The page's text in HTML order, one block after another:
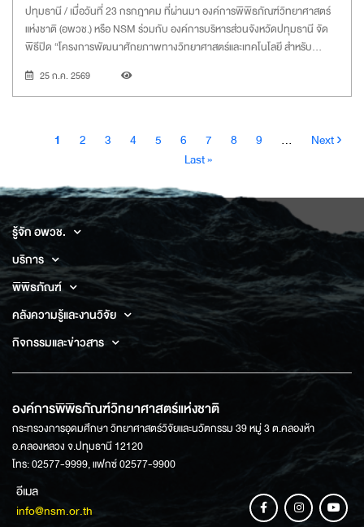
ปทุมธานี / เมื่อวันที่ 23 กรกฎาคม ที่ผ่านมา องค์การพิพิธภัณฑ์วิทยาศาสตร์
แห่งชาติ (อพวช.) หรือ NSM ร่วมกับ องค์การบริหารส่วนจังหวัดปทุมธานี จัด
พิธีปิด “โครงการพัฒนาศักยภาพทางวิทยาศาสตร์และเทคโนโลยี สำหรับ
นายกองค์การบริหารส่วนจังหวัดปทุมธานี เป็นประธานในพิธี พร้อมด้วย
ดร.กรรณิการ์ เฉิน รองผู้อำนวยการ NSM, นายสุวิทย์ เปานาเรียง ผู้อำนวยการ
พัฒนาธุรกิจ ให้การต้อนรับ ณ ห้อง Lumina ชั้น 4 ศูนย์นวัตกรรมแห่งอนาคต
25 ก.ค. 2569
Pagination
Current
1 Page
2 Page
3 Page
4 Page
5 Page
6 Page
7 Page
8 Page
9 …
Next
Next ›
Last
Last »
รู้จัก อพวช.
บริการ
พิพิธภัณฑ์
คลังความรู้และงานวิจัย
กิจกรรมและข่าวสาร
องค์การพิพิธภัณฑ์วิทยาศาสตร์แห่งชาติ
กระทรวงการอุดมศึกษา วิทยาศาสตร์วิจัยและนวัตกรรม 39 หมู่ 3 ต.คลองห้า
อ.คลองหลวง จ.ปทุมธานี 12120
โทร: 02577-9999, แฟกซ์ 02577-9900
อีเมล
info@nsm.or.th